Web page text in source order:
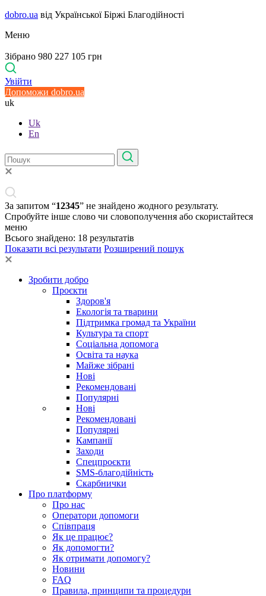
dobro.ua від Української Біржі Благодійності
Меню
Зібрано 980 227 105 грн
Увійти
Допоможи dobro.ua
uk
Uk
En
За запитом “12345” не знайдено жодного результату.
Спробуйте інше слово чи словополучення або скористайтеся
меню
Всього знайдено: 18 результатів
Показати всі результати Розширений пошук
Зробити добро
Проєкти
Здоров'я
Екологія та тварини
Підтримка громад та України
Культура та спорт
Соціальна допомога
Освіта та наука
Майже зібрані
Нові
Рекомендовані
Популярні
Нові
Рекомендовані
Популярні
Кампанії
Заходи
Спецпроєкти
SMS-благодійність
Скарбнички
Про платформу
Про нас
Оператори допомоги
Співпраця
Як це працює?
Як допомогти?
Як отримати допомогу?
Новини
FAQ
Правила, принципи та процедури